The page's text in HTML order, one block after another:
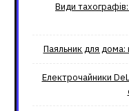
Види
Паяльник для
Електрочайники